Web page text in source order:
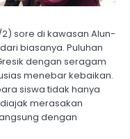
sore di kawasan Alun-
biasanya. Puluhan
dengan seragam
menebar kebaikan.
siswa tidak hanya
merasakan
dengan